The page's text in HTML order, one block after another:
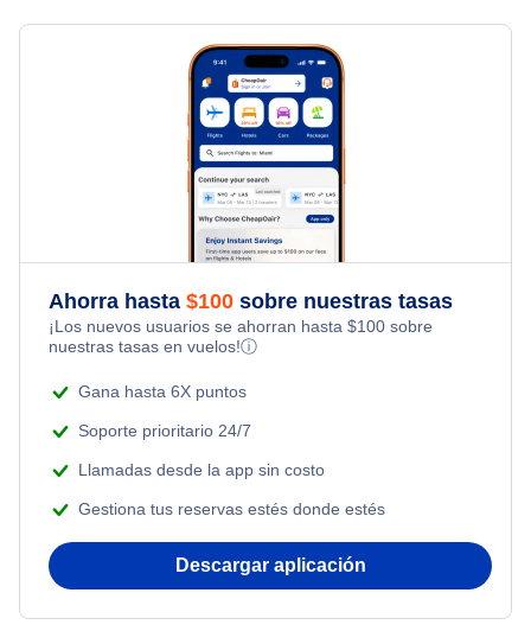
Ahorra hasta $100 sobre nuestras tasas
¡Los nuevos usuarios se ahorran hasta $100 sobre
nuestras tasas en vuelos!ⓘ
Gana hasta 6X puntos
Soporte prioritario 24/7
Llamadas desde la app sin costo
Gestiona tus reservas estés donde estés
Descargar aplicación